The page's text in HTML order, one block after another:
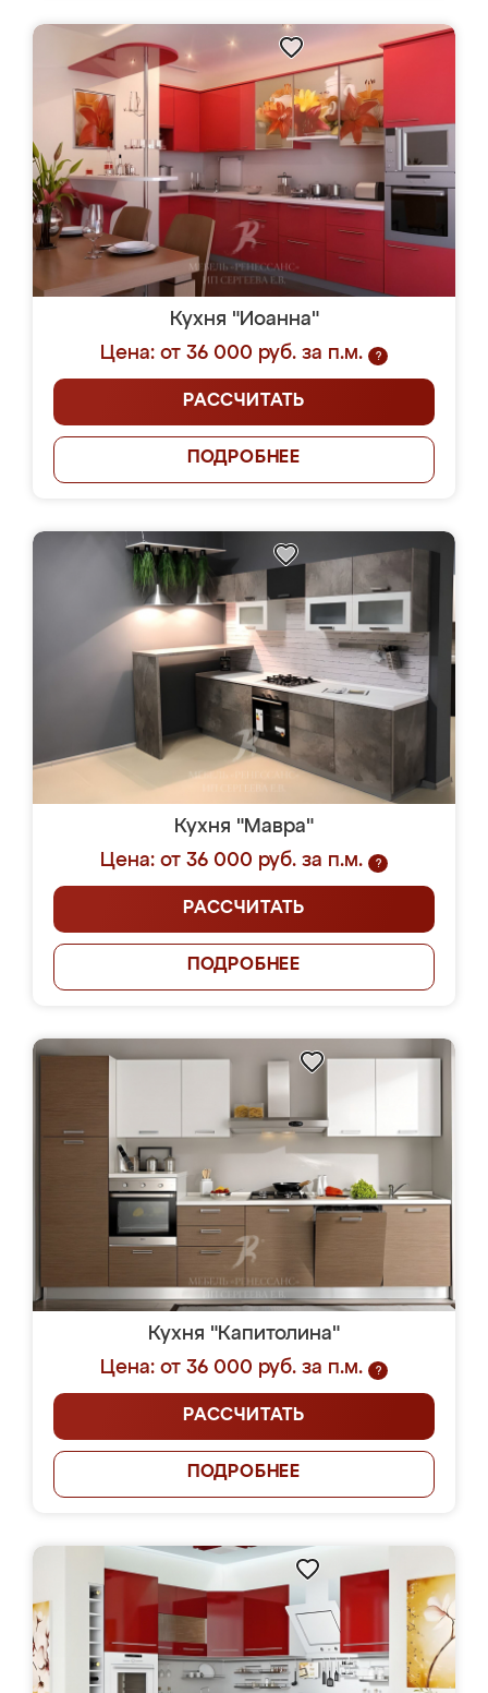
Кухня "Иоанна"
Цена: от 36 000 руб. за п.м.
?
РАССЧИТАТЬ
ПОДРОБНЕЕ
Кухня "Мавра"
Цена: от 36 000 руб. за п.м.
?
РАССЧИТАТЬ
ПОДРОБНЕЕ
Кухня "Капитолина"
Цена: от 36 000 руб. за п.м.
?
РАССЧИТАТЬ
ПОДРОБНЕЕ